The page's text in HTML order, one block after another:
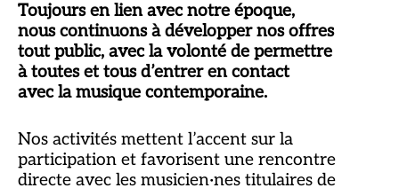
Toujours en lien avec notre époque,
nous continuons à développer nos offres
tout public, avec la volonté de permettre
à toutes et tous d’entrer en contact
avec la musique contemporaine.
Nos activités mettent l’accent sur la
participation et favorisent une rencontre
directe avec les musicien·nes titulaires de